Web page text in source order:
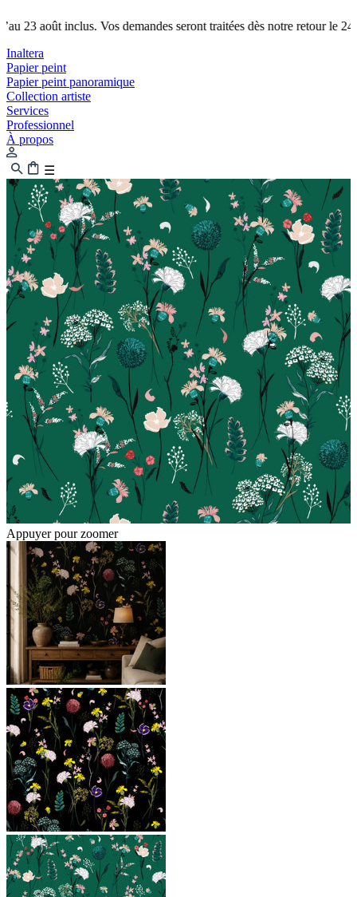
inclus. Vos demandes seront traitées dès notre retour le 24.
Inaltera
Papier peint
Papier peint panoramique
Collection artiste
Services
Professionnel
À propos
☰
Appuyer pour zoomer